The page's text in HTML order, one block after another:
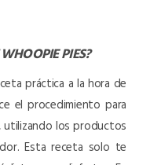
PIES?
práctica a la hora de
el procedimiento para
utilizando los productos
Esta receta solo te